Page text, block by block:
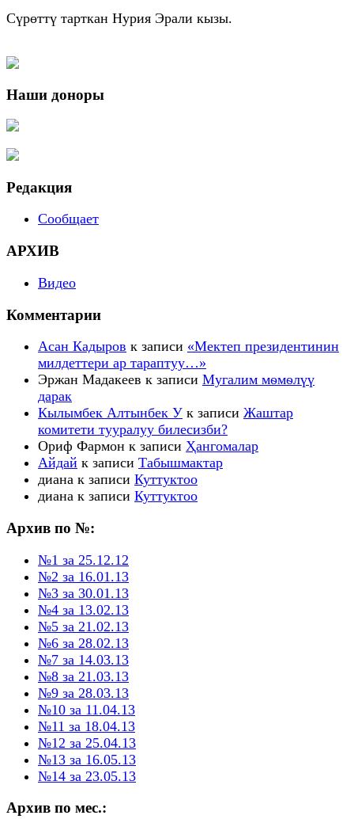
Сүрөттү тарткан Нурия Эрали кызы.
Наши доноры
Редакция
Сообщает
АРХИВ
Видео
Комментарии
Асан Кадыров к записи «Мектеп президентинин
милдеттери ар тараптуу…»
Эржан Мадакеев к записи Мугалим мѳмѳлүү
дарак
Кылымбек Алтынбек У к записи Жаштар
комитети тууралуу билесизби?
Ориф Фармон к записи Ҳангомалар
Айдай к записи Табышмактар
диана к записи Куттуктоо
диана к записи Куттуктоо
Архив по №:
№1 за 25.12.12
№2 за 16.01.13
№3 за 30.01.13
№4 за 13.02.13
№5 за 21.02.13
№6 за 28.02.13
№7 за 14.03.13
№8 за 21.03.13
№9 за 28.03.13
№10 за 11.04.13
№11 за 18.04.13
№12 за 25.04.13
№13 за 16.05.13
№14 за 23.05.13
Архив по мес.: